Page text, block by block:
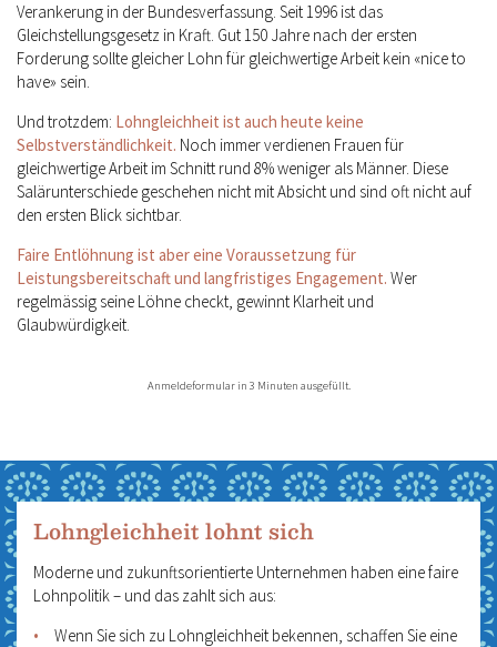
Verankerung in der Bundesverfassung. Seit 1996 ist das
Gleichstellungsgesetz in Kraft. Gut 150 Jahre nach der ersten
Forderung sollte gleicher Lohn für gleichwertige Arbeit kein «nice to
have» sein.
Und trotzdem: Lohngleichheit ist auch heute keine
Selbstverständlichkeit. Noch immer verdienen Frauen für
gleichwertige Arbeit im Schnitt rund 8% weniger als Männer. Diese
Salärunterschiede geschehen nicht mit Absicht und sind oft nicht auf
den ersten Blick sichtbar.
Faire Entlöhnung ist aber eine Voraussetzung für
Leistungsbereitschaft und langfristiges Engagement. Wer
regelmässig seine Löhne checkt, gewinnt Klarheit und
Glaubwürdigkeit.
Anmeldeformular in 3 Minuten ausgefüllt.
Lohngleichheit lohnt sich
Moderne und zukunftsorientierte Unternehmen haben eine faire
Lohnpolitik – und das zahlt sich aus:
Wenn Sie sich zu Lohngleichheit bekennen, schaffen Sie eine